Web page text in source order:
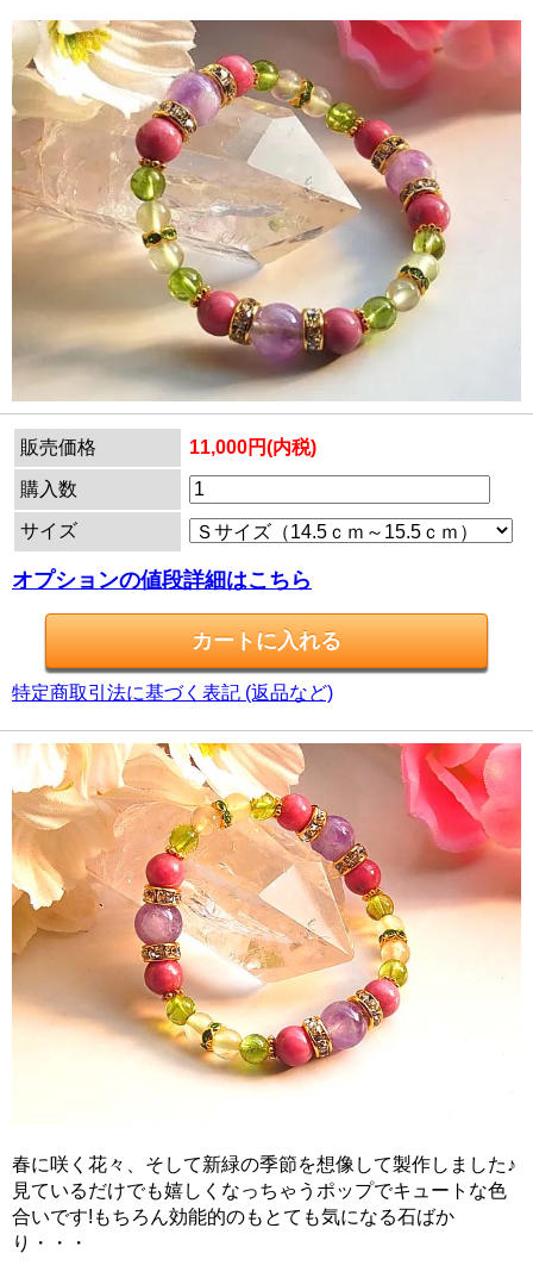
販売価格 11,000円(内税)
購入数
サイズ
オプションの値段詳細はこちら
特定商取引法に基づく表記 (返品など)
春に咲く花々、そして新緑の季節を想像して製作しました♪
見ているだけでも嬉しくなっちゃうポップでキュートな色
合いです!もちろん効能的のもとても気になる石ばか
り・・・